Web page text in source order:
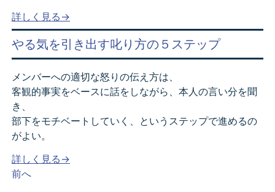
詳しく見る→
やる気を引き出す叱り方の５ステップ
メンバーへの適切な怒りの伝え方は、
客観的事実をベースに話をしながら、本人の言い分を聞
き、
部下をモチベートしていく、というステップで進めるの
がよい。
詳しく見る→
前へ